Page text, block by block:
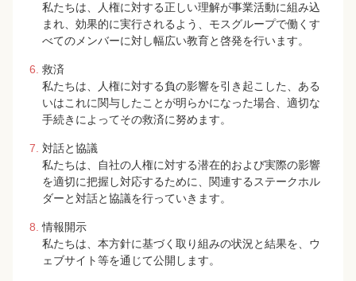
私たちは、人権に対する正しい理解が事業活動に組み込
まれ、効果的に実行されるよう、モスグループで働くす
べてのメンバーに対し幅広い教育と啓発を行います。
救済
私たちは、人権に対する負の影響を引き起こした、ある
いはこれに関与したことが明らかになった場合、適切な
手続きによってその救済に努めます。
対話と協議
私たちは、自社の人権に対する潜在的および実際の影響
を適切に把握し対応するために、関連するステークホル
ダーと対話と協議を行っていきます。
情報開示
私たちは、本方針に基づく取り組みの状況と結果を、ウ
ェブサイト等を通じて公開します。